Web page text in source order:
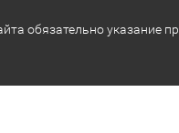
обязательно указание